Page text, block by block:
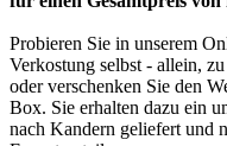
Probieren Sie in unserem
Verkostung selbst - allein,
oder verschenken Sie den
Box. Sie erhalten dazu ein
nach Kandern geliefert und